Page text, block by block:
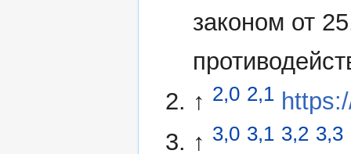
законом от
↑ 2,0 2,1
↑ 3,0 3,1 3,2 3,3